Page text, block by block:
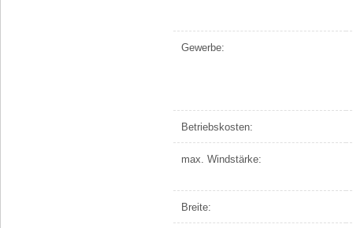
Gewerbe:
Betriebskosten:
max. Windstärke:
Breite: